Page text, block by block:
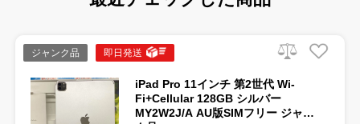
ジャンク品 即日発送
iPad Pro 11インチ 第2世代 Wi-
Fi+Cellular 128GB シルバー
MY2W2J/A AU版SIMフリー ジャン